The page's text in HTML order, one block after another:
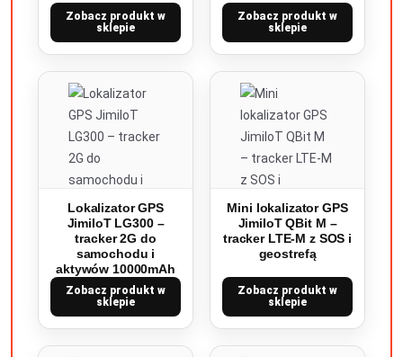
Zobacz produkt w
sklepie
Zobacz produkt w
sklepie
Lokalizator GPS
JimiIoT LG300 –
tracker 2G do
samochodu i
aktywów 10000mAh
Zobacz produkt w
sklepie
Mini lokalizator GPS
JimiIoT QBit M –
tracker LTE-M z SOS i
geostrefą
Zobacz produkt w
sklepie